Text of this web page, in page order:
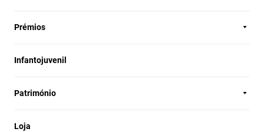
Prémios
Infantojuvenil
Património
Loja